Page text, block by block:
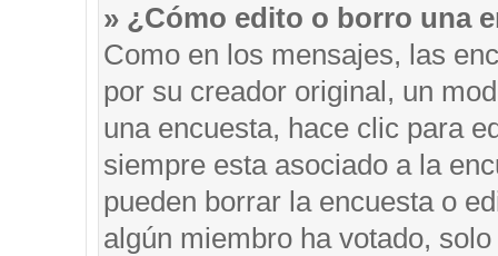
» ¿Cómo edito o borro una
Como en los mensajes, las
por su creador original, un
una encuesta, hace clic para
siempre esta asociado a la
pueden borrar la encuesta o
algún miembro ha votado,